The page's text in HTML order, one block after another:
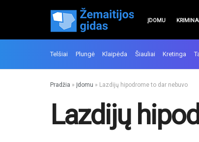
ĮDOMU
Telšiai Plungė Klaipėda Šiauliai Kretinga
Pradžia » Įdomu » Lazdijų hipodrome to dar nebuvo
Lazdijų